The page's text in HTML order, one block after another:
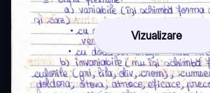
Vizualizare